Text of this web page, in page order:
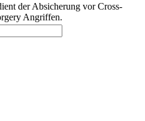
der Absicherung vor Cross-
Angriffen.